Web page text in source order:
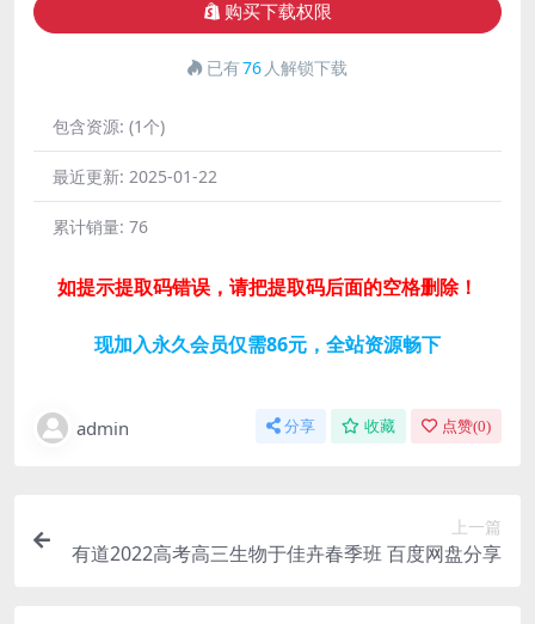
购买下载权限
已有76 人解锁下载
包含资源: (1个)
最近更新: 2025-01-22
累计销量: 76
如提示提取码错误，请把提取码后面的空格删除！
现加入永久会员仅需86元，全站资源畅下
admin 分享 收藏 点赞(0)
上一篇
有道2022高考高三生物于佳卉春季班 百度网盘分享